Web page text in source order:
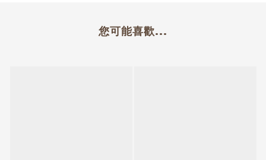
您可能喜歡...